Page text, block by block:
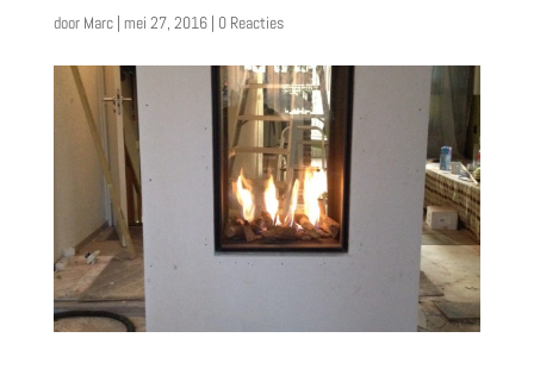
door Marc| mei 27, 2016| 0 Reacties